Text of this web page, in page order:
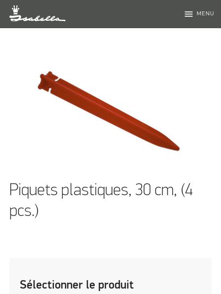
menu MENU
Piquets plastiques, 30 cm, (4
pcs.)
Sélectionner le produit